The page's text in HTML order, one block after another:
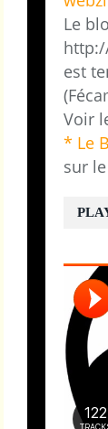
Le
est
Voir
* Le
sur